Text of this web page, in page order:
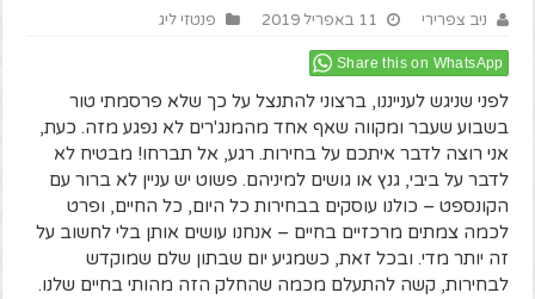
ניב צפרירי 11 באפריל 2019 פנטזי ליג
Share this on WhatsApp
לפני שניגש לענייננו, ברצוני להתנצל על כך שלא פרסמתי טור
בשבוע שעבר ומקווה שאף אחד מהמנג'רים לא נפגע מזה. כעת,
אני רוצה לדבר איתכם על בחירות. רגע, אל תברחו! מבטיח לא
לדבר על ביבי, גנץ או גושים למיניהם. פשוט יש עניין לא ברור עם
הקונספט – כולנו עוסקים בבחירות כל היום, כל החיים, ופרט
לכמה צמתים מרכזיים בחיים – אנחנו עושים אותן בלי לחשוב על
זה יותר מדי. ובכל זאת, כשמגיע יום שבתון שלם שמוקדש
לבחירות, קשה להתעלם מכמה שהחלק הזה מהותי בחיים שלנו.